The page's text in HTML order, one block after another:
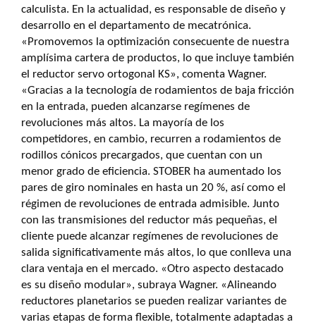
calculista. En la actualidad, es responsable de diseño y
desarrollo en el departamento de mecatrónica.
«Promovemos la optimización consecuente de nuestra
amplísima cartera de productos, lo que incluye también
el reductor servo ortogonal KS», comenta Wagner.
«Gracias a la tecnología de rodamientos de baja fricción
en la entrada, pueden alcanzarse regímenes de
revoluciones más altos. La mayoría de los
competidores, en cambio, recurren a rodamientos de
rodillos cónicos precargados, que cuentan con un
menor grado de eficiencia. STOBER ha aumentado los
pares de giro nominales en hasta un 20 %, así como el
régimen de revoluciones de entrada admisible. Junto
con las transmisiones del reductor más pequeñas, el
cliente puede alcanzar regímenes de revoluciones de
salida significativamente más altos, lo que conlleva una
clara ventaja en el mercado. «Otro aspecto destacado
es su diseño modular», subraya Wagner. «Alineando
reductores planetarios se pueden realizar variantes de
varias etapas de forma flexible, totalmente adaptadas a